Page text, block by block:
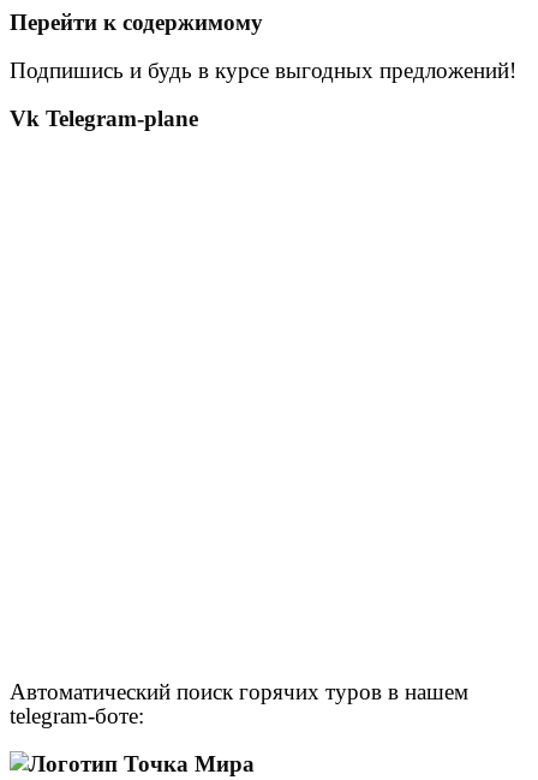
Перейти к содержимому
Подпишись и будь в курсе выгодных предложений!
Vk Telegram-plane
Автоматический поиск горячих туров в нашем
telegram-боте: